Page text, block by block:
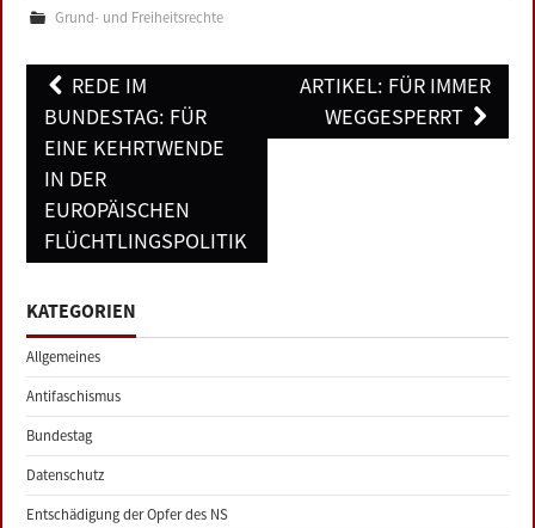
Grund- und Freiheitsrechte
Post
navigation
REDE IM
BUNDESTAG: FÜR
EINE KEHRTWENDE
IN DER
EUROPÄISCHEN
FLÜCHTLINGSPOLITIK
ARTIKEL: FÜR IMMER
WEGGESPERRT
KATEGORIEN
Allgemeines
Antifaschismus
Bundestag
Datenschutz
Entschädigung der Opfer des NS